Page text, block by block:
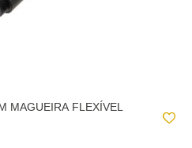
MAGUEIRA FLEXÍVEL